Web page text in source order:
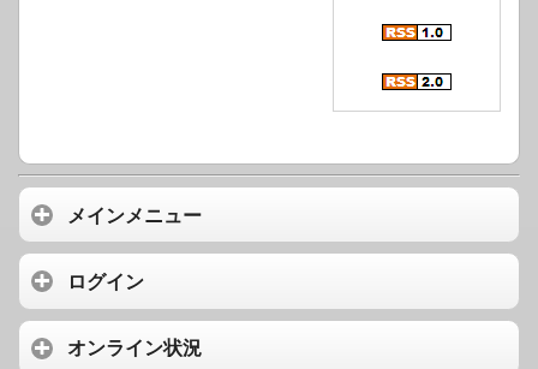
メインメニュー
ログイン
オンライン状況